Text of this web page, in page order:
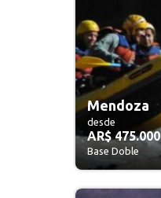
Mendoza
desde
AR$ 475.000
Base Doble